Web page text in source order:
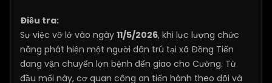
Điều tra:
Sự việc vỡ lở vào ngày 11/5/2026, khi lực lượng chức
năng phát hiện một người dân trú tại xã Đồng Tiến
đang vận chuyển lợn bệnh đến giao cho Cường. Từ
đầu mối này, cơ quan công an tiến hành theo dõi và